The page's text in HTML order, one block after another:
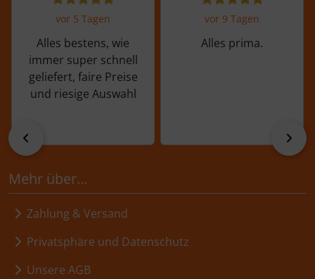
vor 5 Tagen
Alles bestens, wie
immer super schnell
geliefert, faire Preise
und riesige Auswahl
vor 9 Tagen
Alles prima.
vor
Mehr über...
Zahlung & Versand
Privatsphäre und Datenschutz
Unsere AGB